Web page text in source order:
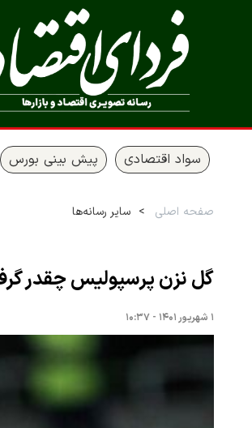
سواد اقتصادی پیش بینی بورس
صفحه اصلی سایر رسانه‌ها
گل نزن پرسپولیس چقدر
۱ شهریور ۱۴۰۱ - ۱۰:۳۷